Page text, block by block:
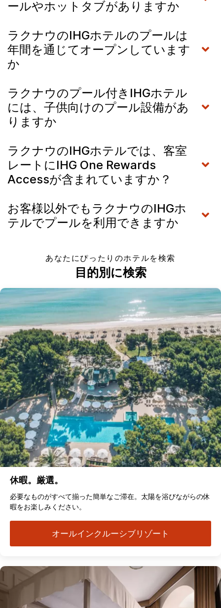
ールやホットタブがありますか
ラクナウのIHGホテルのプールは
年間を通じてオープンしています
か
ラクナウのプール付きIHGホテル
には、子供向けのプール設備があ
りますか
ラクナウのIHGホテルでは、客室
レートにIHG One Rewards
Accessが含まれていますか？
お客様以外でもラクナウのIHGホ
テルでプールを利用できますか
あなたにぴったりのホテルを検索
目的別に検索
休暇。厳選。
必要なものがすべて揃った簡単なご滞在。太陽を浴びながらの休
暇をお楽しみください。
オールインクルーシブリゾート